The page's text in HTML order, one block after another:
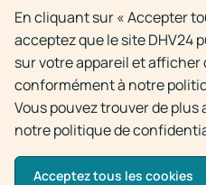
En cliquant sur « Accepter
acceptez que le site DHV24
sur votre appareil et
conformément à notre
Vous pouvez trouver de
notre politique de
Acceptez tous les cookies
Postes vacants
Politique de confidentialité
© 2009 - 2026Visite à